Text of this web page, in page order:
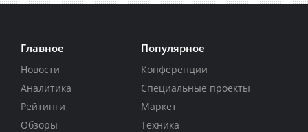
Главное
Новости
Аналитика
Рейтинги
Обзоры
Популярное
Конференции
Специальные проекты
Маркет
Техника